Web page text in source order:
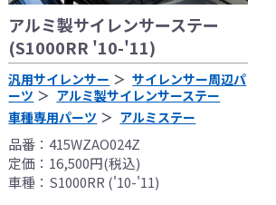
アルミ製サイレンサーステー
(S1000RR '10-'11)
汎用サイレンサー
サイレンサー周辺パ
ーツ
アルミ製サイレンサーステー
車種専用パーツ
アルミステー
品番：415WZAO024Z
定価：16,500円(税込)
車種：S1000RR ('10-'11)